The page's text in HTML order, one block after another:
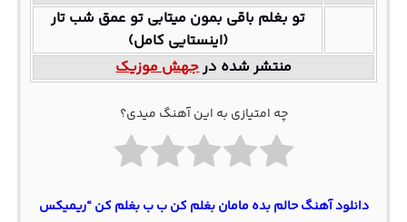
تو بغلم باقی بمون میتابی تو عمق شب تار
(اینستایی کامل)
منتشر شده درجهش موزیک
چه امتیازی به این آهنگ میدی؟
دانلود آهنگ حالم بده مامان بغلم کن ب ب بغلم کن “ریمیکس